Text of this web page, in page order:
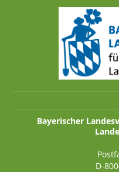
Bayerischer
D-